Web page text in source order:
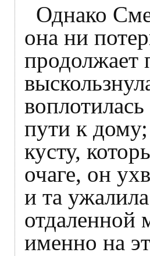
Однако
она ни
продолжает
пути к
кусту,
очаге, он
и та
отдаленной
именно на